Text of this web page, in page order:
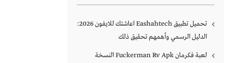
تحميل تطبيق Eashahtech اعاشتك للايفون 2026:
الدليل الرسمي وأهمهم تحقيق ذلك
لعبة فكرمان Fuckerman Rv Apk النسخة